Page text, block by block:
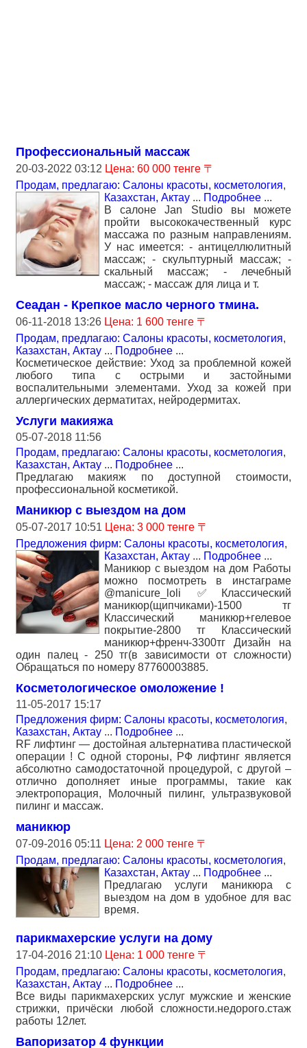
Профессиональный массаж
20-03-2022 03:12 Цена: 60 000 тенге 〒
Продам, предлагаю: Салоны красоты, косметология,
Казахстан, Актау ... Подробнее ...
В салоне Jan Studio вы можете
пройти высококачественный курс
массажа по разным направлениям.
У нас имеется: - антицеллюлитный
массаж; - скульптурный массаж; -
скальный массаж; - лечебный
массаж; - массаж для лица и т.
Сеадан - Крепкое масло черного тмина.
06-11-2018 13:26 Цена: 1 600 тенге 〒
Продам, предлагаю: Салоны красоты, косметология,
Казахстан, Актау ... Подробнее ...
Косметическое действие: Уход за проблемной кожей
любого типа с острыми и застойными
воспалительными элементами. Уход за кожей при
аллергических дерматитах, нейродермитах.
Услуги макияжа
05-07-2018 11:56
Продам, предлагаю: Салоны красоты, косметология,
Казахстан, Актау ... Подробнее ...
Предлагаю макияж по доступной стоимости,
профессиональной косметикой.
Маникюр с выездом на дом
05-07-2017 10:51 Цена: 3 000 тенге 〒
Предложения фирм: Салоны красоты, косметология,
Казахстан, Актау ... Подробнее ...
Маникюр с выездом на дом Работы
можно посмотреть в инстаграме
@manicure_loli ✅Классический
маникюр(щипчиками)-1500 тг
Классический маникюр+гелевое
покрытие-2800 тг Классический
маникюр+френч-3300тг Дизайн на
один палец - 250 тг(в зависимости от сложности)
Обращаться по номеру 87760003885.
Косметологическое омоложение !
11-05-2017 15:17
Предложения фирм: Салоны красоты, косметология,
Казахстан, Актау ... Подробнее ...
RF лифтинг — достойная альтернатива пластической
операции ! С одной стороны, РФ лифтинг является
абсолютно самодостаточной процедурой, с другой –
отлично дополняет иные программы, такие как
электропорация, Молочный пилинг, ультразвуковой
пилинг и массаж.
маникюр
07-09-2016 05:11 Цена: 2 000 тенге 〒
Продам, предлагаю: Салоны красоты, косметология,
Казахстан, Актау ... Подробнее ...
Предлагаю услуги маникюра с
выездом на дом в удобное для вас
время.
парикмахерские услуги на дому
17-04-2016 21:10 Цена: 1 000 тенге 〒
Продам, предлагаю: Салоны красоты, косметология,
Казахстан, Актау ... Подробнее ...
Все виды парикмахерских услуг мужские и женские
стрижки, причёски любой сложности.недорого.стаж
работы 12лет.
Вапоризатор 4 функции